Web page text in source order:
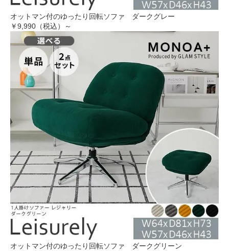
オットマン付のゆったり回転ソファ ダークグレー
￥9,990（税込）～
オットマン付のゆったり回転ソファ ダークグリーン